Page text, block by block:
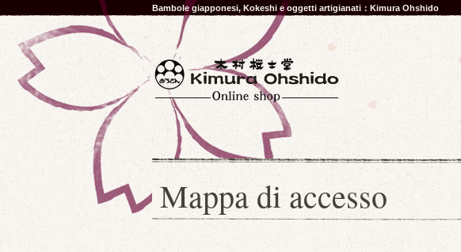
Bambole giapponesi, Kokeshi e oggetti artigianati：Kimura Ohshido
Mappa di accesso